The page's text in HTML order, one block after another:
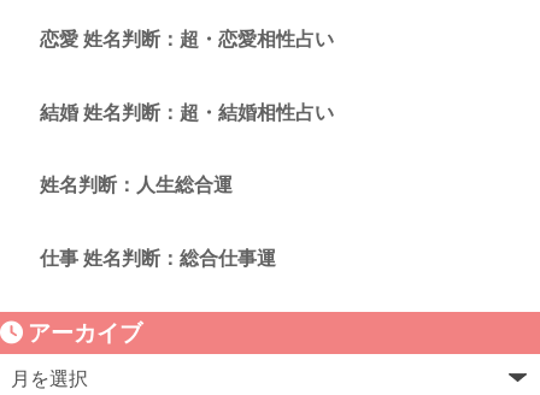
恋愛 姓名判断：超・恋愛相性占い
結婚 姓名判断：超・結婚相性占い
姓名判断：人生総合運
仕事 姓名判断：総合仕事運
アーカイブ